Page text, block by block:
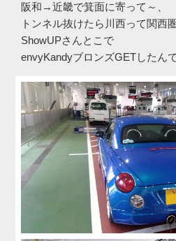
阪和→近畿で箕面に寄って～、
トンネル抜けたら川西って関西
ShowUPさんとこで
envyKandyブロンズGETしたん